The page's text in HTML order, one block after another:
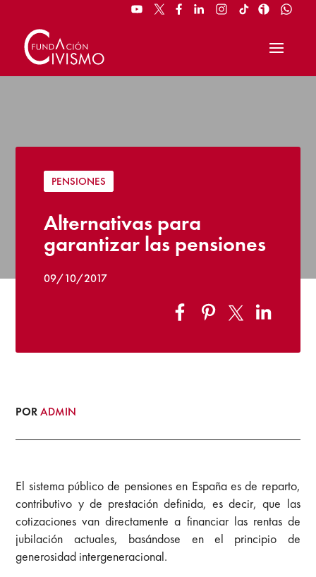
PENSIONES
Alternativas para
garantizar las pensiones
09/10/2017
PORADMIN
El sistema público de pensiones en España es de reparto,
contributivo y de prestación definida, es decir, que las
cotizaciones van directamente a financiar las rentas de
jubilación actuales, basándose en el principio de
generosidad intergeneracional.